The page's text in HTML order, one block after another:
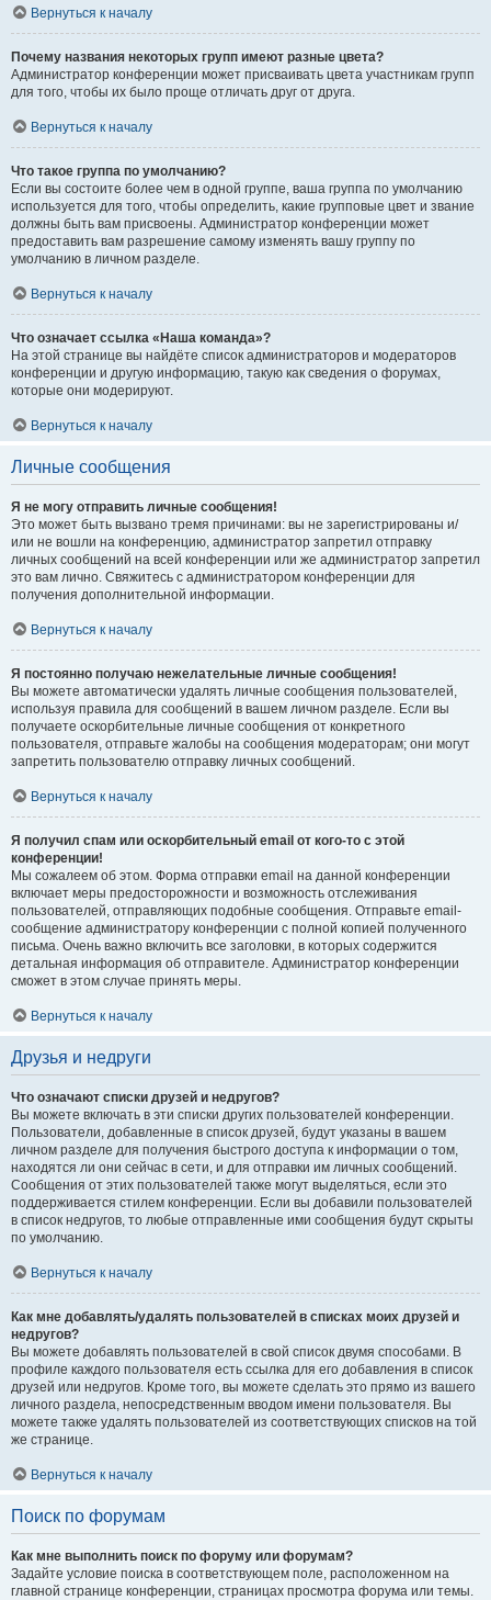
Вернуться к началу
Почему названия некоторых групп имеют разные цвета?
Администратор конференции может присваивать цвета участникам групп
для того, чтобы их было проще отличать друг от друга.
Вернуться к началу
Что такое группа по умолчанию?
Если вы состоите более чем в одной группе, ваша группа по умолчанию
используется для того, чтобы определить, какие групповые цвет и звание
должны быть вам присвоены. Администратор конференции может
предоставить вам разрешение самому изменять вашу группу по
умолчанию в личном разделе.
Вернуться к началу
Что означает ссылка «Наша команда»?
На этой странице вы найдёте список администраторов и модераторов
конференции и другую информацию, такую как сведения о форумах,
которые они модерируют.
Вернуться к началу
Личные сообщения
Я не могу отправить личные сообщения!
Это может быть вызвано тремя причинами: вы не зарегистрированы и/
или не вошли на конференцию, администратор запретил отправку
личных сообщений на всей конференции или же администратор запретил
это вам лично. Свяжитесь с администратором конференции для
получения дополнительной информации.
Вернуться к началу
Я постоянно получаю нежелательные личные сообщения!
Вы можете автоматически удалять личные сообщения пользователей,
используя правила для сообщений в вашем личном разделе. Если вы
получаете оскорбительные личные сообщения от конкретного
пользователя, отправьте жалобы на сообщения модераторам; они могут
запретить пользователю отправку личных сообщений.
Вернуться к началу
Я получил спам или оскорбительный email от кого-то с этой
конференции!
Мы сожалеем об этом. Форма отправки email на данной конференции
включает меры предосторожности и возможность отслеживания
пользователей, отправляющих подобные сообщения. Отправьте email-
сообщение администратору конференции с полной копией полученного
письма. Очень важно включить все заголовки, в которых содержится
детальная информация об отправителе. Администратор конференции
сможет в этом случае принять меры.
Вернуться к началу
Друзья и недруги
Что означают списки друзей и недругов?
Вы можете включать в эти списки других пользователей конференции.
Пользователи, добавленные в список друзей, будут указаны в вашем
личном разделе для получения быстрого доступа к информации о том,
находятся ли они сейчас в сети, и для отправки им личных сообщений.
Сообщения от этих пользователей также могут выделяться, если это
поддерживается стилем конференции. Если вы добавили пользователей
в список недругов, то любые отправленные ими сообщения будут скрыты
по умолчанию.
Вернуться к началу
Как мне добавлять/удалять пользователей в списках моих друзей и
недругов?
Вы можете добавлять пользователей в свой список двумя способами. В
профиле каждого пользователя есть ссылка для его добавления в список
друзей или недругов. Кроме того, вы можете сделать это прямо из вашего
личного раздела, непосредственным вводом имени пользователя. Вы
можете также удалять пользователей из соответствующих списков на той
же странице.
Вернуться к началу
Поиск по форумам
Как мне выполнить поиск по форуму или форумам?
Задайте условие поиска в соответствующем поле, расположенном на
главной странице конференции, страницах просмотра форума или темы.